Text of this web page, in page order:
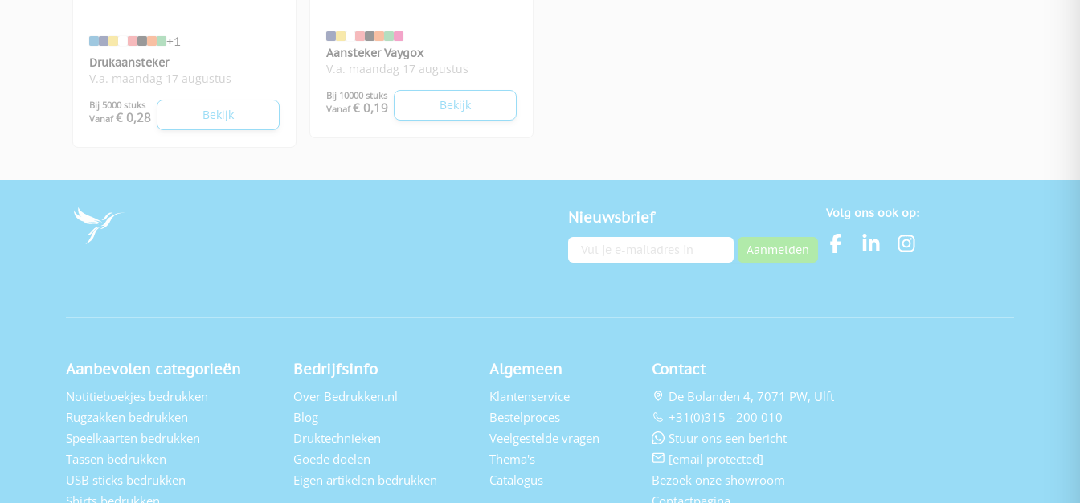
+1
Drukaansteker
V.a. maandag 17 augustus
Bij 5000 stuks
Vanaf € 0,28 Bekijk
Aansteker Vaygox
V.a. maandag 17 augustus
Bij 10000 stuks
Vanaf € 0,19 Bekijk
Nieuwsbrief
E-mailadres Aanmelden
Volg ons ook op:
Aanbevolen categorieën
Notitieboekjes bedrukken
Rugzakken bedrukken
Speelkaarten bedrukken
Tassen bedrukken
USB sticks bedrukken
Bedrijfsinfo
Over Bedrukken.nl
Blog
Druktechnieken
Goede doelen
Eigen artikelen bedrukken
Algemeen
Klantenservice
Bestelproces
Veelgestelde vragen
Thema's
Catalogus
Contact
De Bolanden 4, 7071 PW, Ulft
+31(0)315 - 200 010
Stuur ons een bericht
[email protected]
Bezoek onze showroom